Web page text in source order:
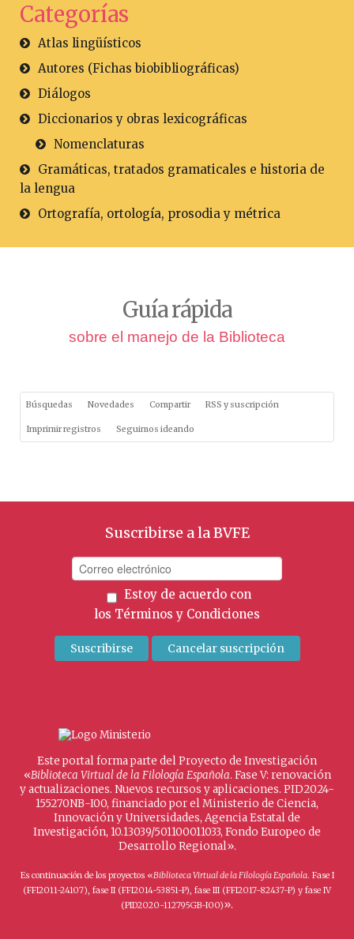
Categorías
Atlas lingüísticos
Autores (Fichas biobibliográficas)
Diálogos
Diccionarios y obras lexicográficas
Nomenclaturas
Gramáticas, tratados gramaticales e historia de
la lengua
Ortografía, ortología, prosodia y métrica
Guía rápida
sobre el manejo de la Biblioteca
Búsquedas Novedades Compartir RSS y suscripción
Imprimir registros Seguimos ideando
Suscribirse a la BVFE
Estoy de acuerdo con
los Términos y Condiciones
Este portal forma parte del Proyecto de Investigación
«Biblioteca Virtual de la Filología Española. Fase V: renovación
y actualizaciones. Nuevos recursos y aplicaciones. PID2024-
155270NB-I00, financiado por el Ministerio de Ciencia,
Innovación y Universidades, Agencia Estatal de
Investigación, 10.13039/501100011033, Fondo Europeo de
Desarrollo Regional».
Es continuación de los proyectos «Biblioteca Virtual de la Filología Española. Fase I
(FFI2011-24107), fase II (FFI2014-53851-P), fase III (FFI2017-82437-P) y fase IV
(PID2020-112795GB-I00)».